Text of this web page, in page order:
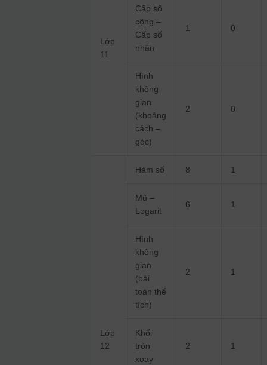
Lớp
11
Cấp số
cộng –
Cấp số
nhân
1 0
Hình
không
gian
(khoảng
cách –
góc)
2 0
Lớp
12
Hàm số 8 1
Mũ –
Logarit
6 1
Hình
không
gian
(bài
toán thể
tích)
2 1
Khối
tròn
xoay
2 1